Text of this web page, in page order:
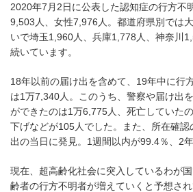
2020年7月2日に公表した認知症の行方不
9,503人、女性7,976人。都道府県別では
いで埼玉1,960人、兵庫1,778人、神奈川
続いています。
18年以前の届け出を含めて、19年中に行
は1万7,340人。このうち、警察や届け出
ができたのは1万6,775人、死亡していた
下げなどが105人でした。また、所在確
出の当日に発見。1週間以内が99.4％、2
現在、超高齢化社会に突入しているわが
齢者の行方不明者が増えていくと予想さ